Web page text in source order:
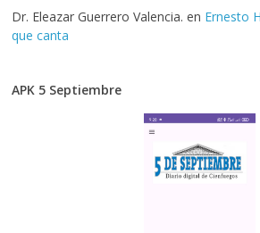
Dr. Eleazar Guerrero Valencia. en Ernesto
que canta
APK 5 Septiembre